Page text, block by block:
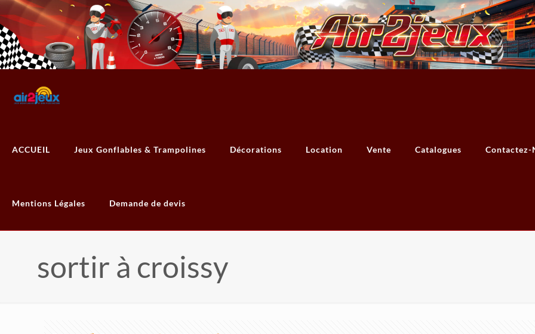
ACCUEIL Jeux Gonflables & Trampolines Décorations Location Vente Catalogues Contactez-
Mentions Légales Demande de devis
sortir à croissy